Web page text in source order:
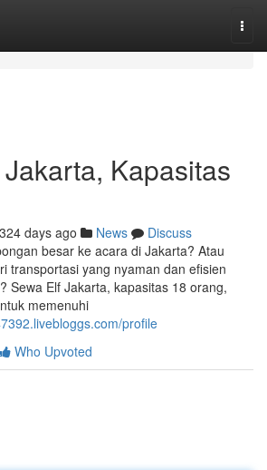
Kapasitas
324 days ago News
Discuss
besar ke acara di Jakarta? Atau
transportasi yang nyaman dan efisien
Sewa Elf Jakarta, kapasitas 18 orang,
memenuhi
profile
Who Upvoted